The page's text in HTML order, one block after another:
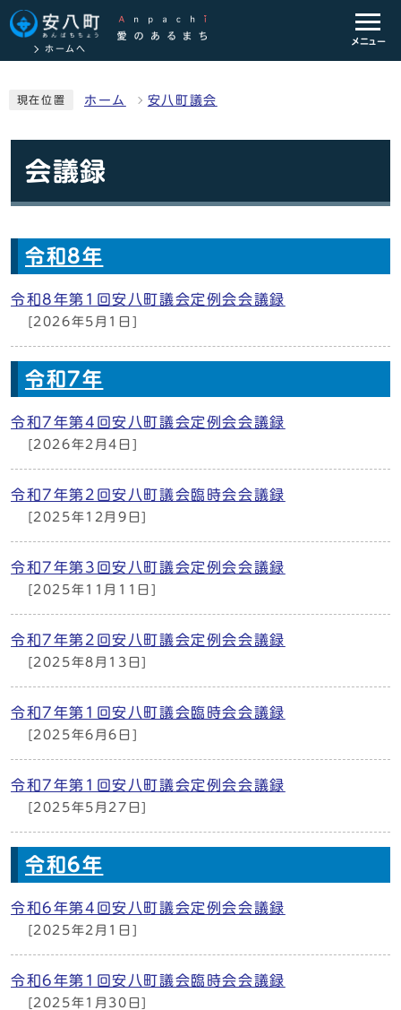
ホームへ
メニュー
現在位置 ホーム 安八町議会
会議録
令和8年
令和8年第1回安八町議会定例会会議録
[2026年5月1日]
令和7年
令和7年第4回安八町議会定例会会議録
[2026年2月4日]
令和7年第2回安八町議会臨時会会議録
[2025年12月9日]
令和7年第3回安八町議会定例会会議録
[2025年11月11日]
令和7年第2回安八町議会定例会会議録
[2025年8月13日]
令和7年第1回安八町議会臨時会会議録
[2025年6月6日]
令和7年第1回安八町議会定例会会議録
[2025年5月27日]
令和6年
令和6年第4回安八町議会定例会会議録
[2025年2月1日]
令和6年第1回安八町議会臨時会会議録
[2025年1月30日]